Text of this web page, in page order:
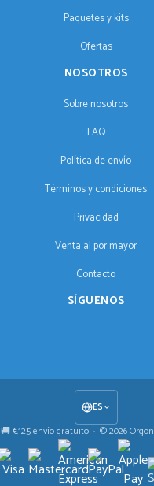
Paquetes y kits
Ofertas
NOSOTROS
Sobre nosotros
FAQ
Política de envío
Términos y condiciones
Privacidad
Venta al por mayor
Contacto
SÍGUENOS
ES
🚚 €125 envío gratuito · © 2026